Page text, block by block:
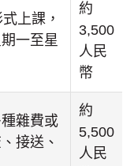
上課，
一至星
約
3,500
人民
幣
雜費或
接送、
約
5,500
人民